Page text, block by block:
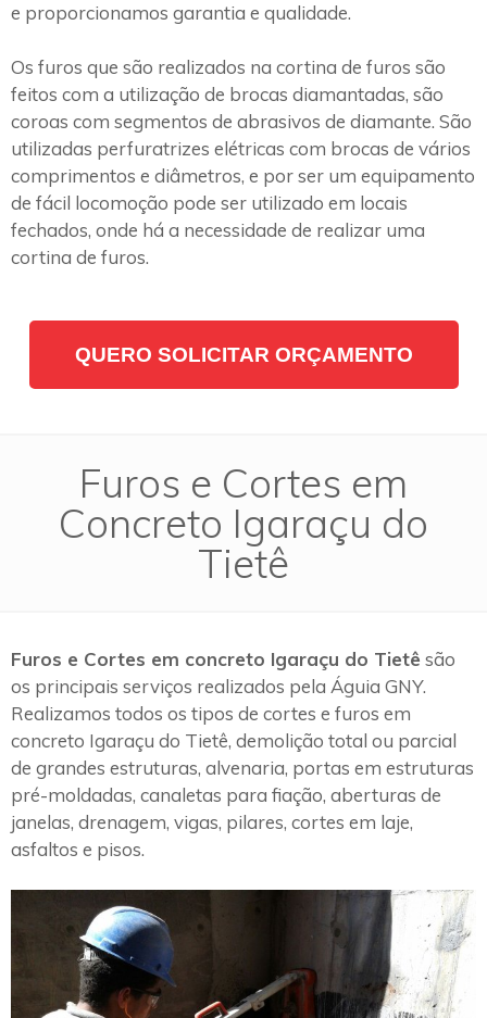
e proporcionamos garantia e qualidade.
Os furos que são realizados na cortina de furos são
feitos com a utilização de brocas diamantadas, são
coroas com segmentos de abrasivos de diamante. São
utilizadas perfuratrizes elétricas com brocas de vários
comprimentos e diâmetros, e por ser um equipamento
de fácil locomoção pode ser utilizado em locais
fechados, onde há a necessidade de realizar uma
cortina de furos.
QUERO SOLICITAR ORÇAMENTO
Furos e Cortes em
Concreto Igaraçu do
Tietê
Furos e Cortes em concreto Igaraçu do Tietê são
os principais serviços realizados pela Águia GNY.
Realizamos todos os tipos de cortes e furos em
concreto Igaraçu do Tietê, demolição total ou parcial
de grandes estruturas, alvenaria, portas em estruturas
pré-moldadas, canaletas para fiação, aberturas de
janelas, drenagem, vigas, pilares, cortes em laje,
asfaltos e pisos.